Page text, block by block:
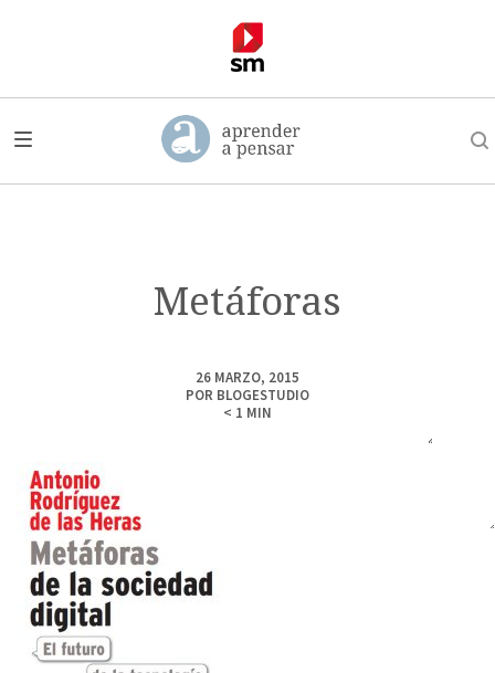
Metáforas
26 MARZO, 2015
POR BLOGESTUDIO
< 1 MIN